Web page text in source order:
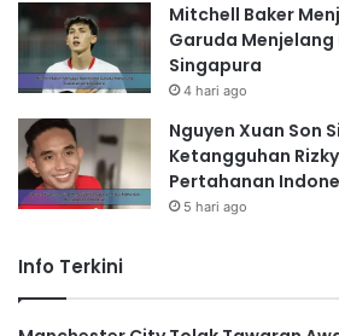
Mitchell Baker
Garuda Menjelang
Singapura
4 hari ago
Nguyen Xuan Son
Ketangguhan
Pertahanan
5 hari ago
Info Terkini